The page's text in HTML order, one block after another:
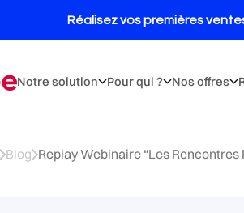
Notre solution Pour qui ? Nos offres
Blog Replay Webinaire “Les Rencontres